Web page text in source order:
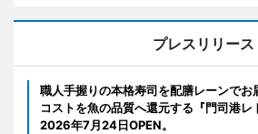
プレスリリース
職人手握りの本格寿司を配膳レーンでお
コストを魚の品質へ還元する『門司港
2026年7月24日OPEN。